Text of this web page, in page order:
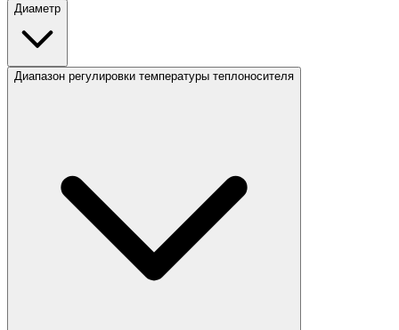
Диаметр
Диапазон регулировки температуры теплоносителя